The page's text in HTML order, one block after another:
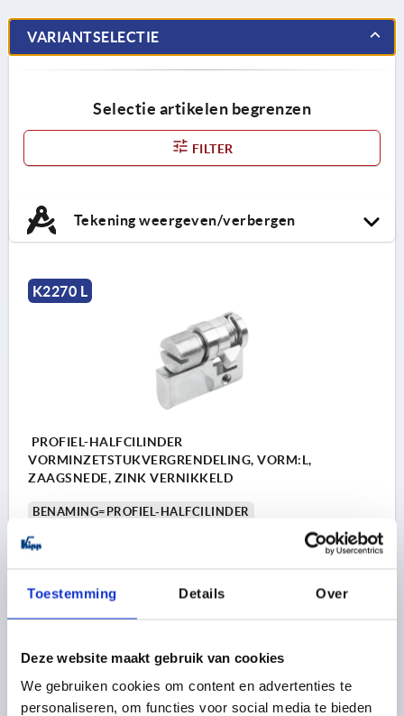
Toestemming Details Over
Deze website maakt gebruik van cookies
We gebruiken cookies om content en advertenties te
personaliseren, om functies voor social media te bieden
VARIANTSELECTIE
Selectie artikelen begrenzen
FILTER
Tekening weergeven/verbergen
K2270 L
PROFIEL-HALFCILINDER
VORMINZETSTUKVERGRENDELING, VORM:L,
ZAAGSNEDE, ZINK VERNIKKELD
BENAMING=PROFIEL-HALFCILINDER
UITVOERING 1=VORMINZETSTUKVERGRENDELING
VORM=L
D1=M5
HOOGTE=33 H1=19 LENGTE=40 L1=31
excl. BTW
plus verzendkosten
DETAILS